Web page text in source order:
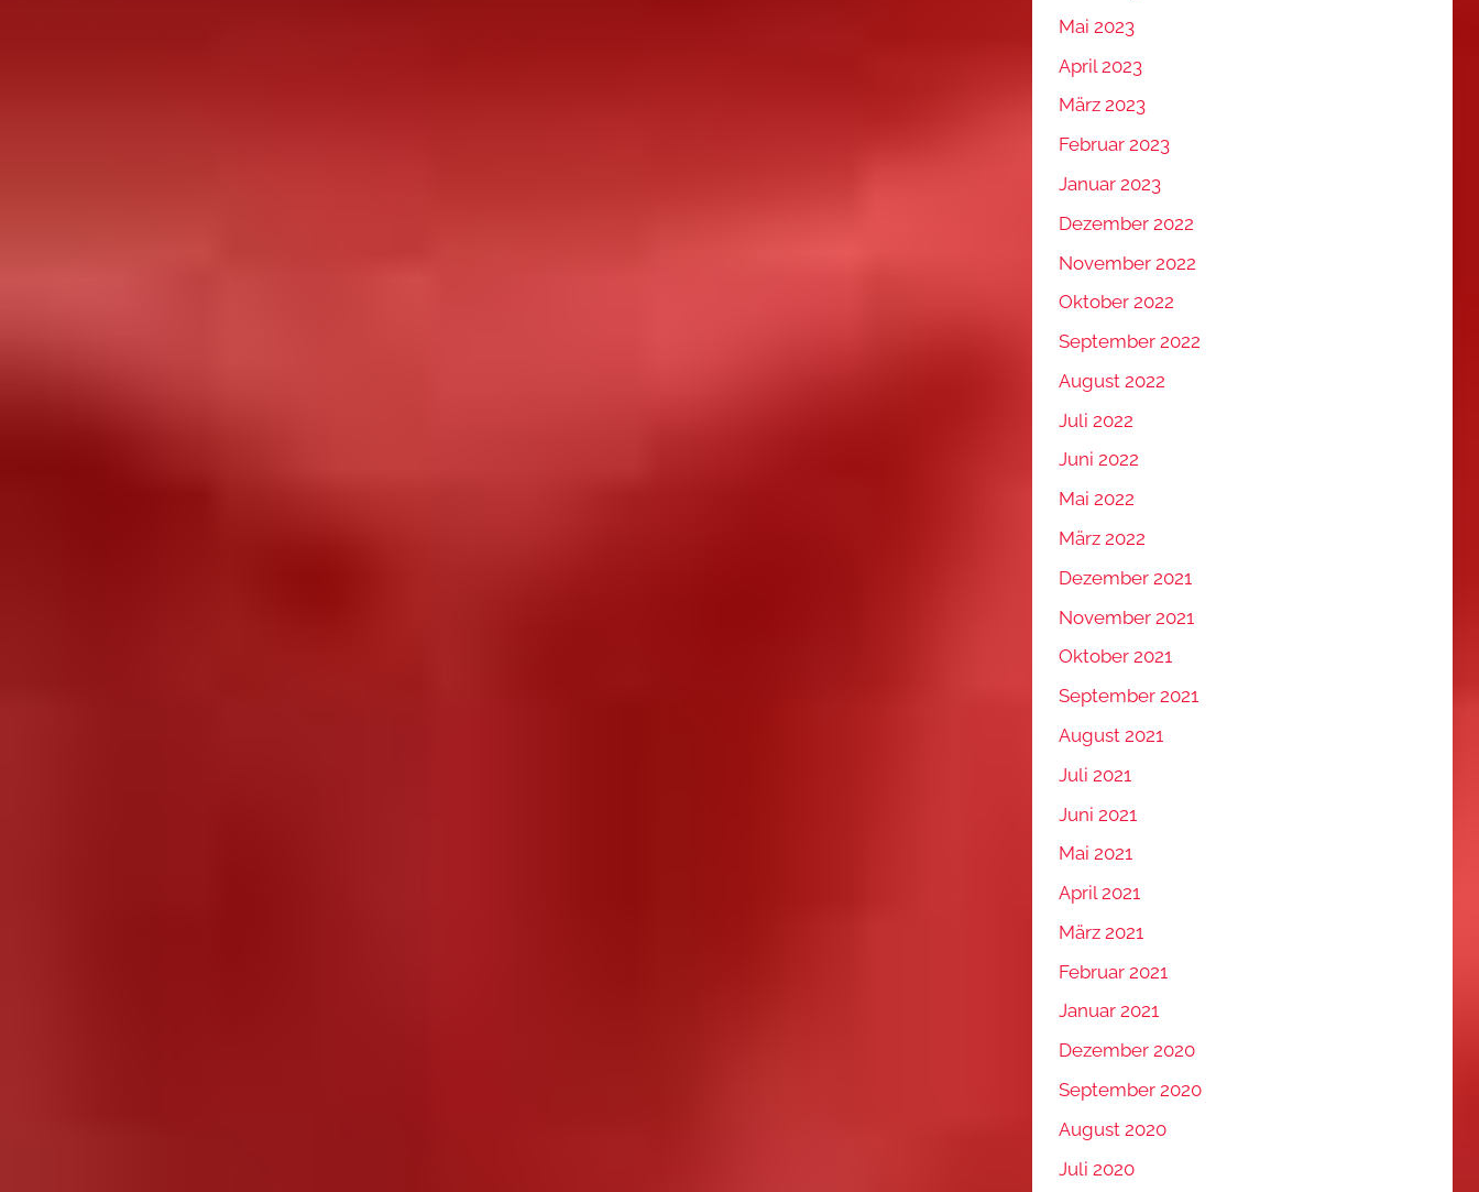
Mai 2023
April 2023
März 2023
Februar 2023
Januar 2023
Dezember 2022
November 2022
Oktober 2022
September 2022
August 2022
Juli 2022
Juni 2022
Mai 2022
März 2022
Dezember 2021
November 2021
Oktober 2021
September 2021
August 2021
Juli 2021
Juni 2021
Mai 2021
April 2021
März 2021
Februar 2021
Januar 2021
Dezember 2020
September 2020
August 2020
Juli 2020